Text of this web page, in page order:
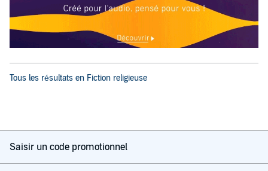
Tous les résultats en Fiction religieuse
Saisir un code promotionnel